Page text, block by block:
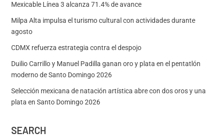
Mexicable Línea 3 alcanza 71.4% de avance
Milpa Alta impulsa el turismo cultural con actividades durante
agosto
CDMX refuerza estrategia contra el despojo
Duilio Carrillo y Manuel Padilla ganan oro y plata en el pentatlón
moderno de Santo Domingo 2026
Selección mexicana de natación artística abre con dos oros y una
plata en Santo Domingo 2026
SEARCH